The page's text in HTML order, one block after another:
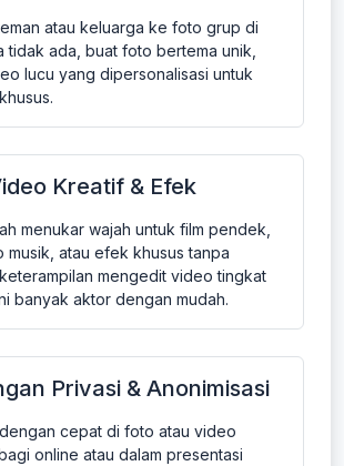
atau keluarga ke foto grup di
tidak ada, buat foto bertema unik,
lucu yang dipersonalisasi untuk
Kreatif & Efek
menukar wajah untuk film pendek,
musik, atau efek khusus tanpa
mengedit video tingkat
banyak aktor dengan mudah.
Privasi & Anonimisasi
cepat di foto atau video
online atau dalam presentasi